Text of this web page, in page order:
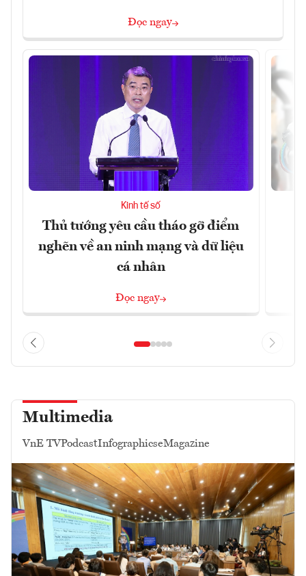
Đọc ngay
Kinh tế số
Thủ tướng yêu cầu tháo gỡ điểm
nghẽn về an ninh mạng và dữ liệu
cá nhân
Đọc ngay
Multimedia
VnE TVPodcastInfographicseMagazine